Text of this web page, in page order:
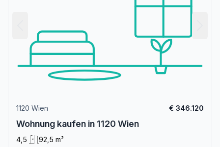
1120 Wien € 346.120
Wohnung kaufen in 1120 Wien
4,5
92,5 m²